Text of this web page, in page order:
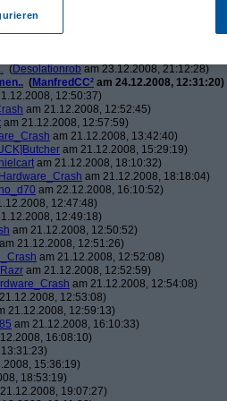
am 23.12.2008, 08:25:26)
(Desolationrob am 23.12.2008, 21:12:28)
(ManfredCC² am 24.12.2008, 12:31:20)
12:50:37)
am 21.12.2008, 12:52:45)
am 21.12.2008, 12:57:59)
am 21.12.2008, 13:42:40)
am 21.12.2008, 15:29:19)
am 21.12.2008, 18:10:32)
Hardware_Crash am 21.12.2008, 18:18:04)
am 22.12.2008, 16:10:52)
12:47:48)
12:49:18)
am 21.12.2008, 12:50:52)
am 21.12.2008, 12:51:26)
am 21.12.2008, 12:52:08)
am 21.12.2008, 12:52:59)
am 21.12.2008, 12:54:08)
12:53:08)
21.12.2008, 12:59:13)
am 21.12.2008, 16:10:33)
16:08:10)
15:36:19)
18:53:19)
19:07:27)